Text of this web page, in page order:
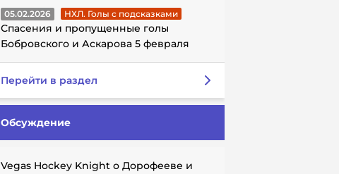
05.02.2026 НХЛ. Голы с подсказками
Спасения и пропущенные голы
Бобровского и Аскарова 5 февраля
Перейти в раздел
Обсуждение
Vegas Hockey Knight о Дорофееве и